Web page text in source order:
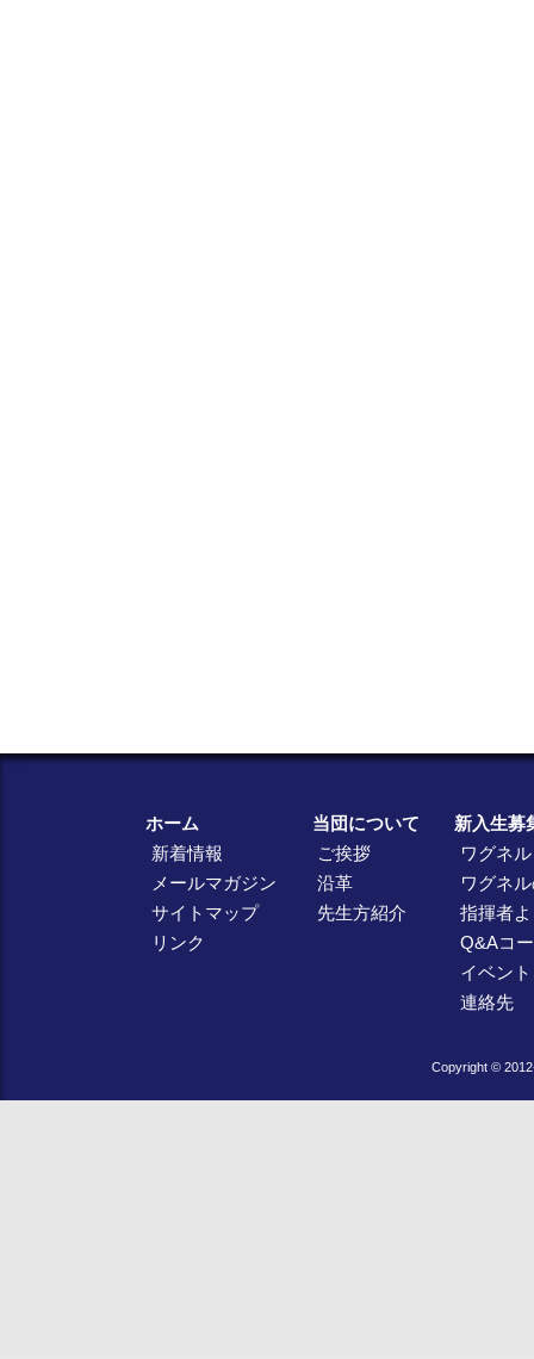
ホーム
新着情報
メールマガジン
サイトマップ
リンク
当団について
ご挨拶
沿革
先生方紹介
新入生募
ワグネ
ワグネ
指揮者
Q&Aコ
イベン
連絡先
Copyright ©